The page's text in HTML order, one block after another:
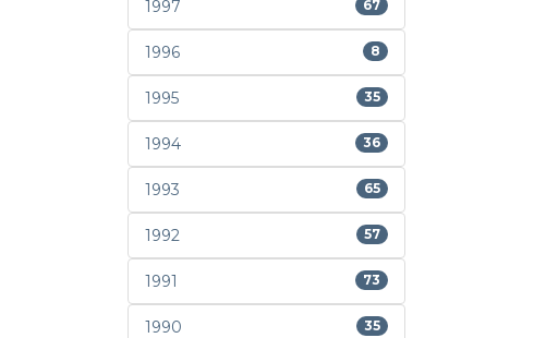
1997 67
1996 8
1995 35
1994 36
1993 65
1992 57
1991 73
1990 35